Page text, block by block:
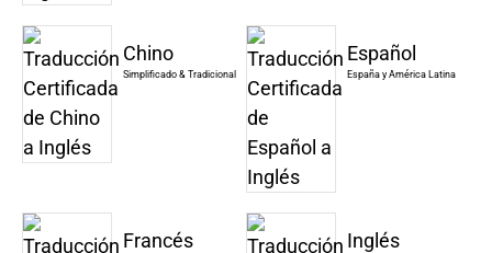
Chino
Simplificado & Tradicional
Español
España y América Latina
Francés Inglés